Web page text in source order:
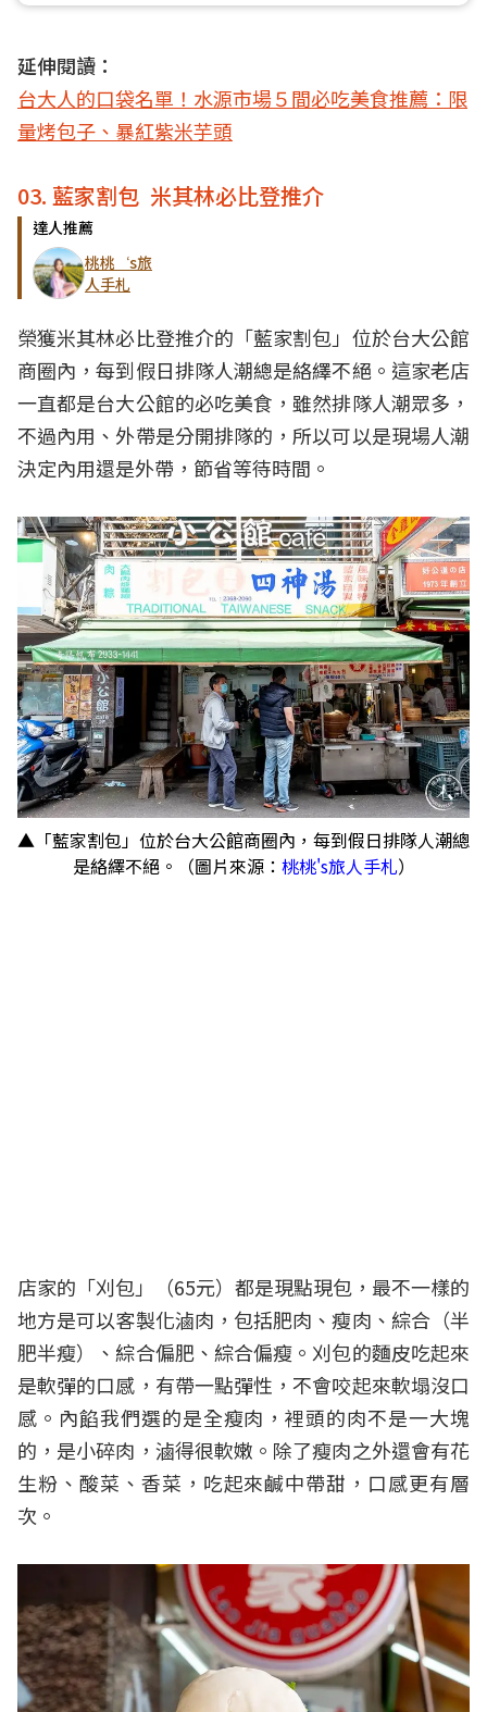
延伸閱讀：
台大人的口袋名單！水源市場５間必吃美食推薦：限
量烤包子、暴紅紫米芋頭
03. 藍家割包 米其林必比登推介
達人推薦
桃桃‘s旅
人手札
榮獲米其林必比登推介的「藍家割包」位於台大公館
商圈內，每到假日排隊人潮總是絡繹不絕。這家老店
一直都是台大公館的必吃美食，雖然排隊人潮眾多，
不過內用、外帶是分開排隊的，所以可以是現場人潮
決定內用還是外帶，節省等待時間。
▲「藍家割包」位於台大公館商圈內，每到假日排隊人潮總
是絡繹不絕。（圖片來源： 桃桃's旅人手札）
店家的「刈包」（65元）都是現點現包，最不一樣的
地方是可以客製化滷肉，包括肥肉、瘦肉、綜合（半
肥半瘦）、綜合偏肥、綜合偏瘦。刈包的麵皮吃起來
是軟彈的口感，有帶一點彈性，不會咬起來軟塌沒口
感。內餡我們選的是全瘦肉，裡頭的肉不是一大塊
的，是小碎肉，滷得很軟嫩。除了瘦肉之外還會有花
生粉、酸菜、香菜，吃起來鹹中帶甜，口感更有層
次。